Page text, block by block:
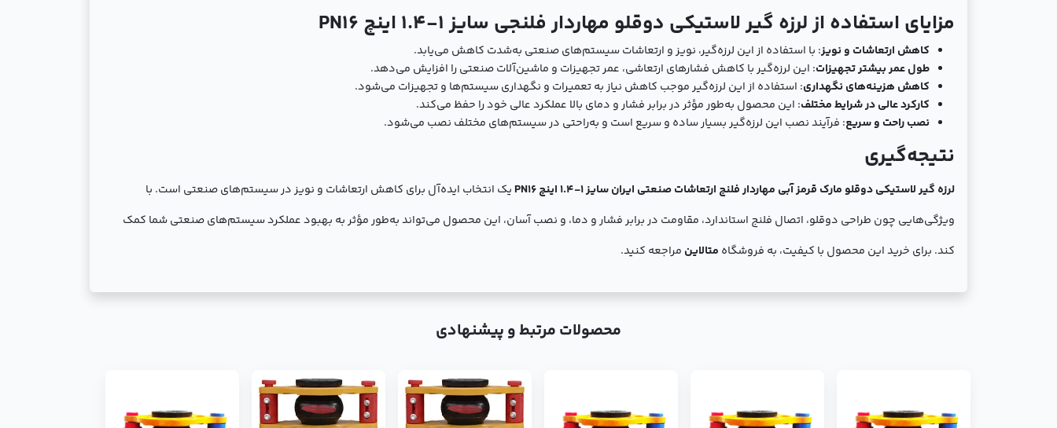
مزایای استفاده از لرزه ‌گیر لاستیکی دوقلو مهاردار فلنجی سایز 1-1.4 اینچ PN16
کاهش ارتعاشات و نویز: با استفاده از این لرزه‌گیر، نویز و ارتعاشات سیستم‌های صنعتی به‌شدت کاهش می‌یابد.
طول عمر بیشتر تجهیزات: این لرزه‌گیر با کاهش فشارهای ارتعاشی، عمر تجهیزات و ماشین‌آلات صنعتی را افزایش می‌دهد.
کاهش هزینه‌های نگهداری: استفاده از این لرزه‌گیر موجب کاهش نیاز به تعمیرات و نگهداری سیستم‌ها و تجهیزات می‌شود.
کارکرد عالی در شرایط مختلف: این محصول به‌طور مؤثر در برابر فشار و دمای بالا عملکرد عالی خود را حفظ می‌کند.
نصب راحت و سریع: فرآیند نصب این لرزه‌گیر بسیار ساده و سریع است و به‌راحتی در سیستم‌های مختلف نصب می‌شود.
نتیجه‌گیری
لرزه ‌گیر لاستیکی دوقلو مارک قرمز آبی مهاردار فلنج ارتعاشات صنعتی ایران سایز 1-1.4 اینچ PN16
یک انتخاب ایده‌آل برای کاهش ارتعاشات و نویز در سیستم‌های صنعتی است. با
ویژگی‌هایی چون طراحی دوقلو، اتصال فلنج استاندارد، مقاومت در برابر فشار و دما، و نصب آسان، این محصول می‌تواند به‌طور مؤثر به بهبود عملکرد سیستم‌های صنعتی شما کمک
کند. برای خرید این محصول با کیفیت، به فروشگاه متالاین مراجعه کنید.
محصولات مرتبط و پیشنهادی